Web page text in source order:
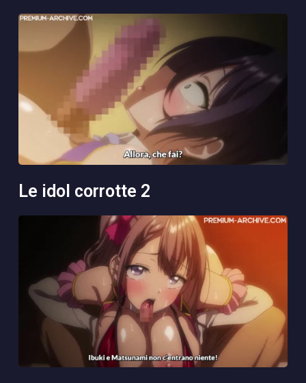
le idol corrotte 2